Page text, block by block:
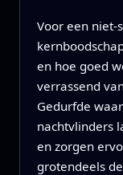
Voor een niet-
en hoe goed
verrassend
Gedurfde
nachtvlinders
en zorgen
grotendeels